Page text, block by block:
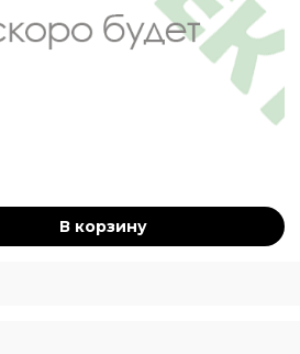
В корзину